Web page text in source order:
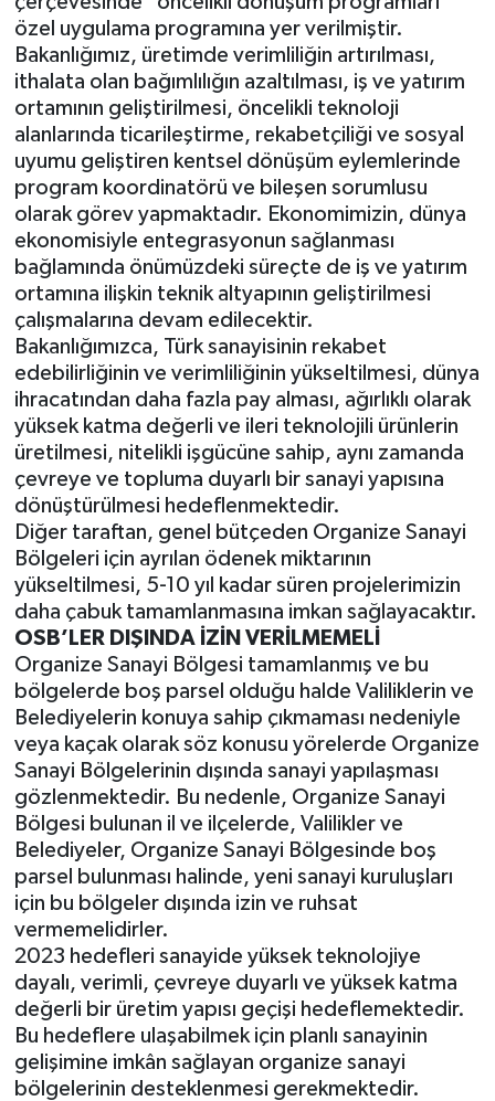
özel uygulama programına yer verilmiştir.
Bakanlığımız, üretimde verimliliğin artırılması,
ithalata olan bağımlılığın azaltılması, iş ve yatırım
ortamının geliştirilmesi, öncelikli teknoloji
alanlarında ticarileştirme, rekabetçiliği ve sosyal
uyumu geliştiren kentsel dönüşüm eylemlerinde
program koordinatörü ve bileşen sorumlusu
olarak görev yapmaktadır. Ekonomimizin, dünya
ekonomisiyle entegrasyonun sağlanması
bağlamında önümüzdeki süreçte de iş ve yatırım
ortamına ilişkin teknik altyapının geliştirilmesi
çalışmalarına devam edilecektir.
Bakanlığımızca, Türk sanayisinin rekabet
edebilirliğinin ve verimliliğinin yükseltilmesi, dünya
ihracatından daha fazla pay alması, ağırlıklı olarak
yüksek katma değerli ve ileri teknolojili ürünlerin
üretilmesi, nitelikli işgücüne sahip, aynı zamanda
çevreye ve topluma duyarlı bir sanayi yapısına
dönüştürülmesi hedeflenmektedir.
Diğer taraftan, genel bütçeden Organize Sanayi
Bölgeleri için ayrılan ödenek miktarının
yükseltilmesi, 5-10 yıl kadar süren projelerimizin
daha çabuk tamamlanmasına imkan sağlayacaktır.
OSB’LER DIŞINDA İZİN VERİLMEMELİ
Organize Sanayi Bölgesi tamamlanmış ve bu
bölgelerde boş parsel olduğu halde Valiliklerin ve
Belediyelerin konuya sahip çıkmaması nedeniyle
veya kaçak olarak söz konusu yörelerde Organize
Sanayi Bölgelerinin dışında sanayi yapılaşması
gözlenmektedir. Bu nedenle, Organize Sanayi
Bölgesi bulunan il ve ilçelerde, Valilikler ve
Belediyeler, Organize Sanayi Bölgesinde boş
parsel bulunması halinde, yeni sanayi kuruluşları
için bu bölgeler dışında izin ve ruhsat
vermemelidirler.
2023 hedefleri sanayide yüksek teknolojiye
dayalı, verimli, çevreye duyarlı ve yüksek katma
değerli bir üretim yapısı geçişi hedeflemektedir.
Bu hedeflere ulaşabilmek için planlı sanayinin
gelişimine imkân sağlayan organize sanayi
bölgelerinin desteklenmesi gerekmektedir.